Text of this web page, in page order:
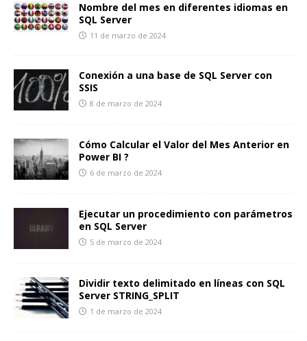
Nombre del mes en diferentes idiomas en
SQL Server
11 de marzo de 2024
Conexión a una base de SQL Server con
SSIS
8 de marzo de 2024
Cómo Calcular el Valor del Mes Anterior en
Power BI ?
6 de marzo de 2024
Ejecutar un procedimiento con parámetros
en SQL Server
5 de marzo de 2024
Dividir texto delimitado en líneas con SQL
Server STRING_SPLIT
1 de marzo de 2024